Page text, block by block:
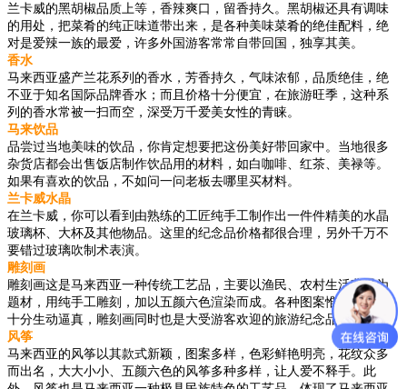
兰卡威的黑胡椒品质上等，香辣爽口，留香持久。黑胡椒还具有调味
的用处，把菜肴的纯正味道带出来，是各种美味菜肴的绝佳配料，绝
对是爱辣一族的最爱，许多外国游客常常自带回国，独享其美。
香水
马来西亚盛产兰花系列的香水，芳香持久，气味浓郁，品质绝佳，绝
不亚于知名国际品牌香水；而且价格十分便宜，在旅游旺季，这种系
列的香水常被一扫而空，深受万千爱美女性的青睐。
马来饮品
品尝过当地美味的饮品，你肯定想要把这份美好带回家中。当地很多
杂货店都会出售饭店制作饮品用的材料，如白咖啡、红茶、美禄等。
如果有喜欢的饮品，不如问一问老板去哪里买材料。
兰卡威水晶
在兰卡威，你可以看到由熟练的工匠纯手工制作出一件件精美的水晶
玻璃杯、大杯及其他物品。这里的纪念品价格都很合理，另外千万不
要错过玻璃吹制术表演。
雕刻画
雕刻画这是马来西亚一种传统工艺品，主要以渔民、农村生活背景为
题材，用纯手工雕刻，加以五颜六色渲染而成。各种图案惟妙惟肖，
十分生动逼真，雕刻画同时也是大受游客欢迎的旅游纪念品之一。
风筝
马来西亚的风筝以其款式新颖，图案多样，色彩鲜艳明亮，花纹众多
而出名，大大小小、五颜六色的风筝多种多样，让人爱不释手。此